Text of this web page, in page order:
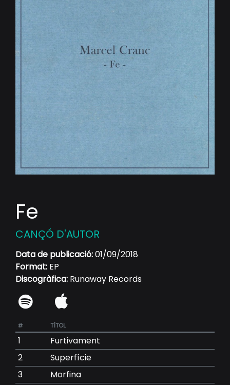
Fe
CANÇÓ D'AUTOR
Data de publicació:01/09/2018
Format: EP
Discogràfica: Runaway Records
# TÍTOL
1
Furtivament
2
Superfície
3
Morfina